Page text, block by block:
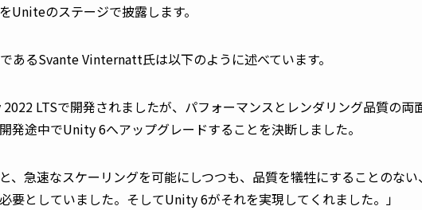
Uniteのステージで披露します。
あるSvante Vinternatt氏は以下のように述べています。
LTSで開発されましたが、パフォーマンスとレンダリング品質の両
発途中でUnity 6へアップグレードすることを決断しました。
、急速なスケーリングを可能にしつつも、品質を犠牲にすることのな
要としていました。そしてUnity 6がそれを実現してくれました。」